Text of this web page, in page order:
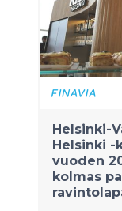
Helsinki-
Helsinki -
vuoden
kolmas